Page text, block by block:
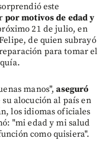
este
por motivos de edad y
21 de julio, en
de quien subrayó
para tomar el
manos",aseguró
alocución al país en
los idiomas oficiales
"mi edad y mi salud
como quisiera".